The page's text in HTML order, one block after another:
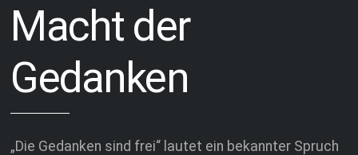
Macht der
Gedanken
„Die Gedanken sind frei“ lautet ein bekannter Spruch